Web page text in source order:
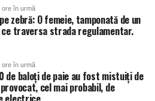
ore în urmă
zebră: O femeie, tamponată de un
traversa strada regulamentar.
ore în urmă
de baloți de paie au fost mistuiți de
cel mai probabil, de